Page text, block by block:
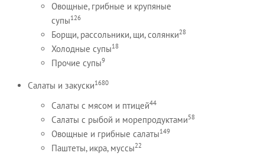
Овощные, грибные и крупяные
супы126
Борщи, рассольники, щи, солянки28
Холодные супы18
Прочие супы9
Салаты и закуски1680
Салаты с мясом и птицей44
Салаты с рыбой и морепродуктами58
Овощные и грибные салаты149
Паштеты, икра, муссы22